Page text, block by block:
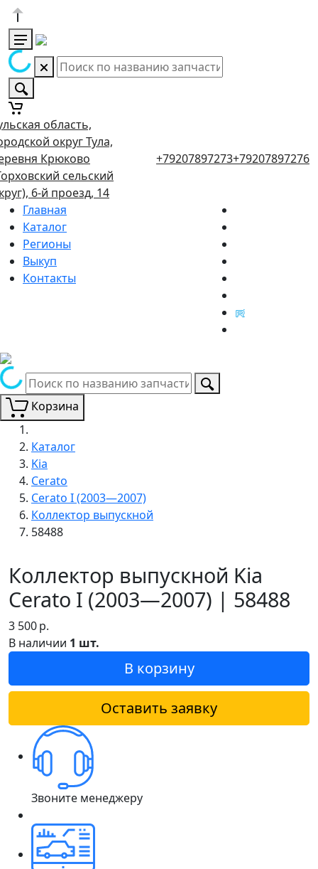
область,
округ Тула,
Крюково
сельский
6-й проезд, 14
+79207897273+79207897276
Главная
Каталог
Регионы
Выкуп
Контакты
Корзина
Каталог
Kia
Cerato
Cerato I (2003—2007)
Коллектор выпускной
58488
Коллектор выпускной Kia
Cerato I (2003—2007) | 58488
3 500р.
В наличии 1 шт.
В корзину
Оставить заявку
Звоните менеджеру